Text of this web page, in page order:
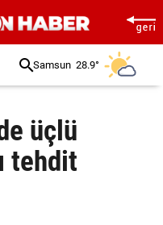
Samsun 28.9°
üçlü
tehdit